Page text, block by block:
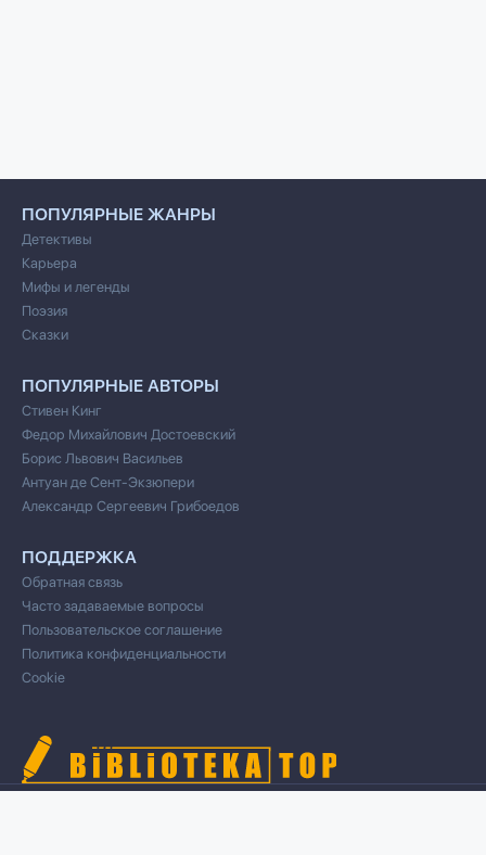
ПОПУЛЯРНЫЕ ЖАНРЫ
Детективы
Карьера
Мифы и легенды
Поэзия
Сказки
ПОПУЛЯРНЫЕ АВТОРЫ
Стивен Кинг
Федор Михайлович Достоевский
Борис Львович Васильев
Антуан де Сент-Экзюпери
Александр Сергеевич Грибоедов
ПОДДЕРЖКА
Обратная связь
Часто задаваемые вопросы
Пользовательское соглашение
Политика конфиденциальности
Cookie